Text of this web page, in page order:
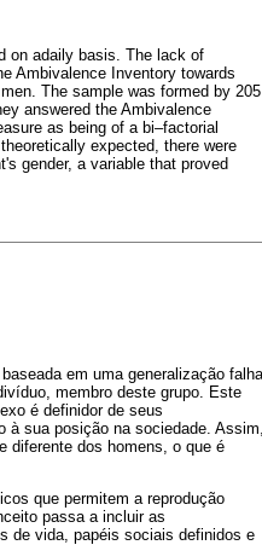
on adaily basis. The lack of
Ambivalence Inventory towards
The sample was formed by 205
answered the Ambivalence
as being of a bi–factorial
expected, there were
gender, a variable that proved
em uma generalização falha
membro deste grupo. Este
é definidor de seus
sua posição na sociedade. Assim,
diferente dos homens, o que é
que permitem a reprodução
passa a incluir as
de vida, papéis sociais definidos e